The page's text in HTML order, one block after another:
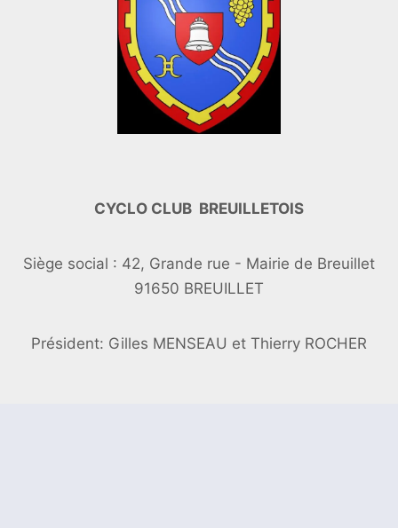
CYCLO CLUB BREUILLETOIS
Siège social : 42, Grande rue - Mairie de Breuillet
91650 BREUILLET
Président: Gilles MENSEAU et Thierry ROCHER